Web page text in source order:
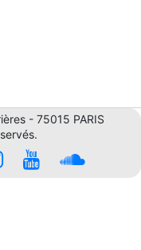
- 75015 PARIS